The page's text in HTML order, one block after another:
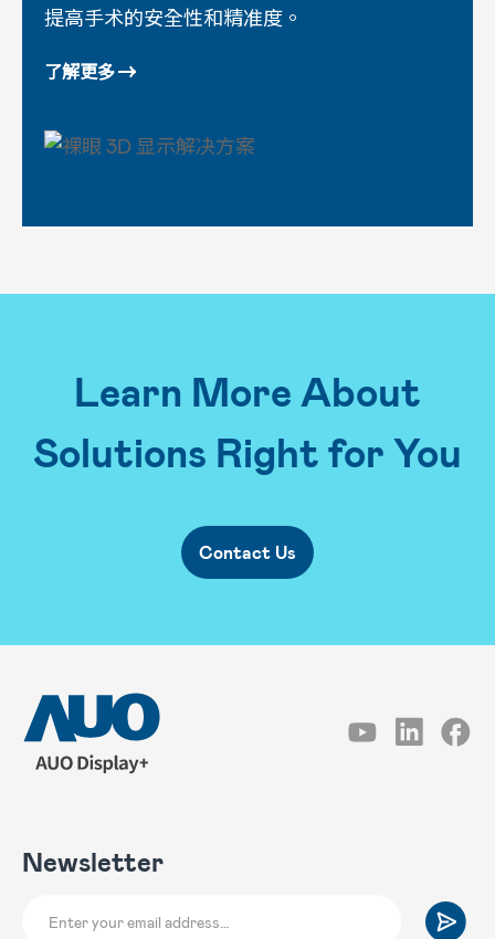
提高手术的安全性和精准度。
了解更多
Learn More About
Solutions Right for You
Contact Us
Newsletter